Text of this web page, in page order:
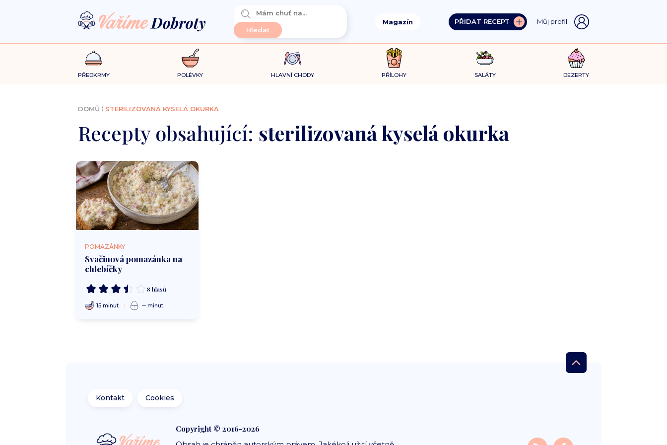
Magazín PŘIDAT RECEPT Můj profil
PŘEDKRMY POLÉVKY HLAVNÍ CHODY PŘÍLOHY SALÁTY DEZERTY
DOMŮ ⟩ STERILIZOVANÁ KYSELÁ OKURKA
Recepty obsahující: sterilizovaná kyselá okurka
POMAZÁNKY
Svačinová pomazánka na
chlebíčky
8 hlasů
15 minut -- minut
Kontakt Cookies
Copyright © 2016-2026